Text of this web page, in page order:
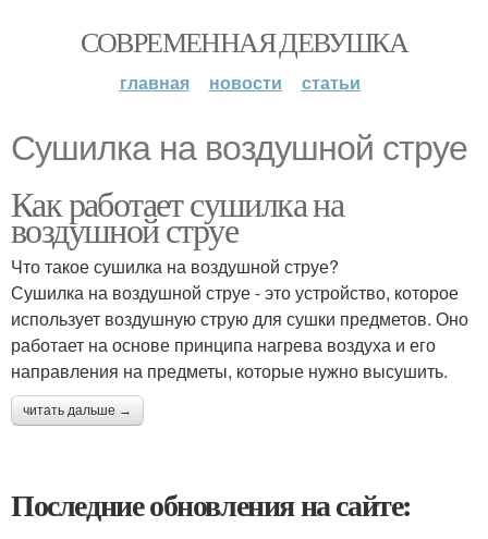
СОВРЕМЕННАЯ ДЕВУШКА
главная новости статьи
Сушилка на воздушной струе
Как работает сушилка на
воздушной струе
Что такое сушилка на воздушной струе?
Сушилка на воздушной струе - это устройство, которое
использует воздушную струю для сушки предметов. Оно
работает на основе принципа нагрева воздуха и его
направления на предметы, которые нужно высушить.
читать дальше →
Последние обновления на сайте: